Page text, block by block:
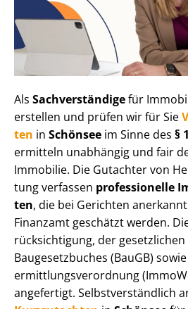
Als Sachverständigefür
erstellen und prüfen wir für Sie
ten in Schönsee im Sinne des §
ermitteln unabhängig und fair
Immobilie. Die Gutachter von
tung verfassen professionelle
ten, die bei Gerichten
Finanzamt geschätzt werden.
rück­sich­ti­gung, der gesetzlichen
Baugesetzbuches (BauGB)
ermitt­lungs­ver­ord­nung
angefertigt. Selbst­ver­ständ­lich